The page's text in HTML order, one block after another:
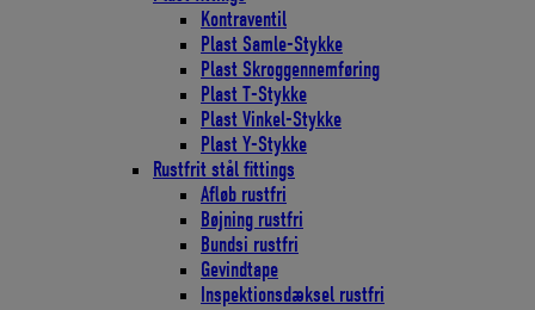
Kontraventil
Plast Samle-Stykke
Plast Skroggennemføring
Plast T-Stykke
Plast Vinkel-Stykke
Plast Y-Stykke
Rustfrit stål fittings
Afløb rustfri
Bøjning rustfri
Bundsi rustfri
Gevindtape
Inspektionsdæksel rustfri